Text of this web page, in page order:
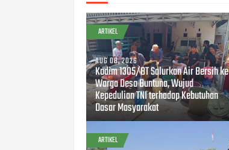
ARTIKEL
AUG 08, 2026
Kodim 1305/BT Salurkan Air Bersih ke
Warga Desa Buntuna, Wujud
Kepedulian TNI terhadap Kebutuhan
Dasar Masyarakat
ARTIKEL